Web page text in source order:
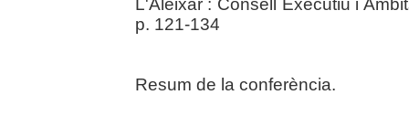
L'Aleixar : Consell Executiu i
p. 121-134
Resum de la conferència.